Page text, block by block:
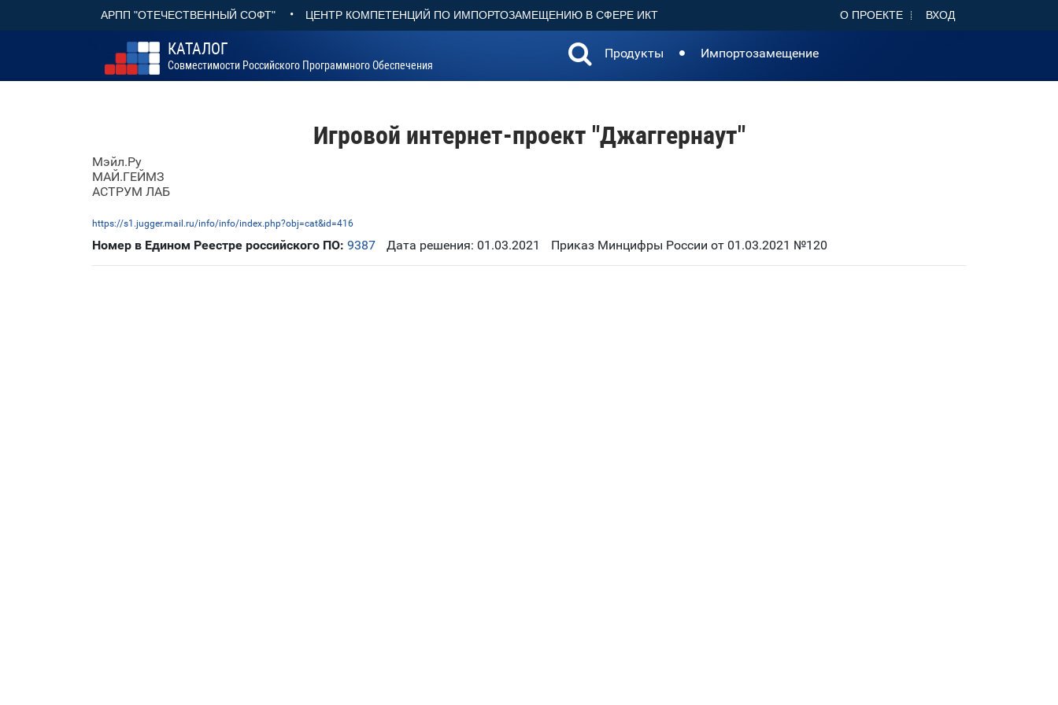
АРПП "ОТЕЧЕСТВЕННЫЙ СОФТ" • ЦЕНТР КОМПЕТЕНЦИЙ ПО ИМПОРТОЗАМЕЩЕНИЮ В СФЕРЕ ИКТ О ПРОЕКТЕ ВХОД
КАТАЛОГ
Совместимости Российского Программного Обеспечения
Продукты Импортозамещение
Игровой интернет-проект "Джаггернаут"
Мэйл.Ру
МАЙ.ГЕЙМЗ
АСТРУМ ЛАБ
https://s1.jugger.mail.ru/info/info/index.php?obj=cat&id=416
Номер в Едином Реестре российского ПО: 9387 Дата решения: 01.03.2021 Приказ Минцифры России от 01.03.2021 №120